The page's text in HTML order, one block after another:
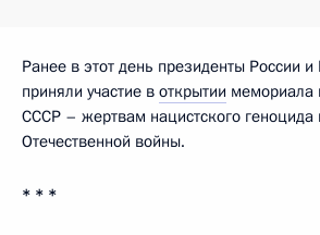
Ранее в этот день президенты России и
приняли участие в открытии
СССР – жертвам нацистского геноцида
Отечественной войны.
* * *